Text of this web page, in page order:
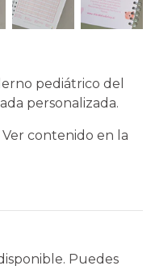
pediátrico del
personalizada.
Ver contenido en la
Puedes